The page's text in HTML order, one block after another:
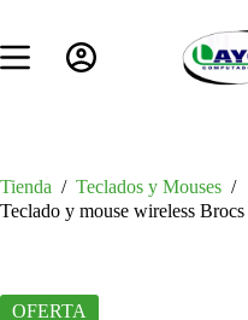
contenido
Tienda / Teclados y Mouses /
Teclado y mouse wireless
OFERTA